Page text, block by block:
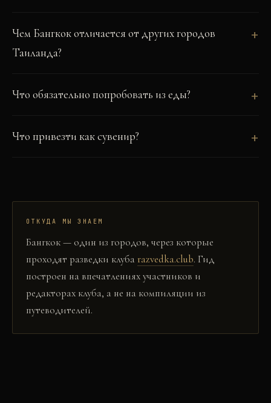
Чем Бангкок отличается от других городов
Таиланда?
Что обязательно попробовать из еды?
Что привезти как сувенир?
ОТКУДА МЫ ЗНАЕМ
Бангкок— один из городов, через которые
проходят разведки клуба razvedka.club. Гид
построен на впечатлениях участников и
редакторах клуба, а не на компиляции из
путеводителей.